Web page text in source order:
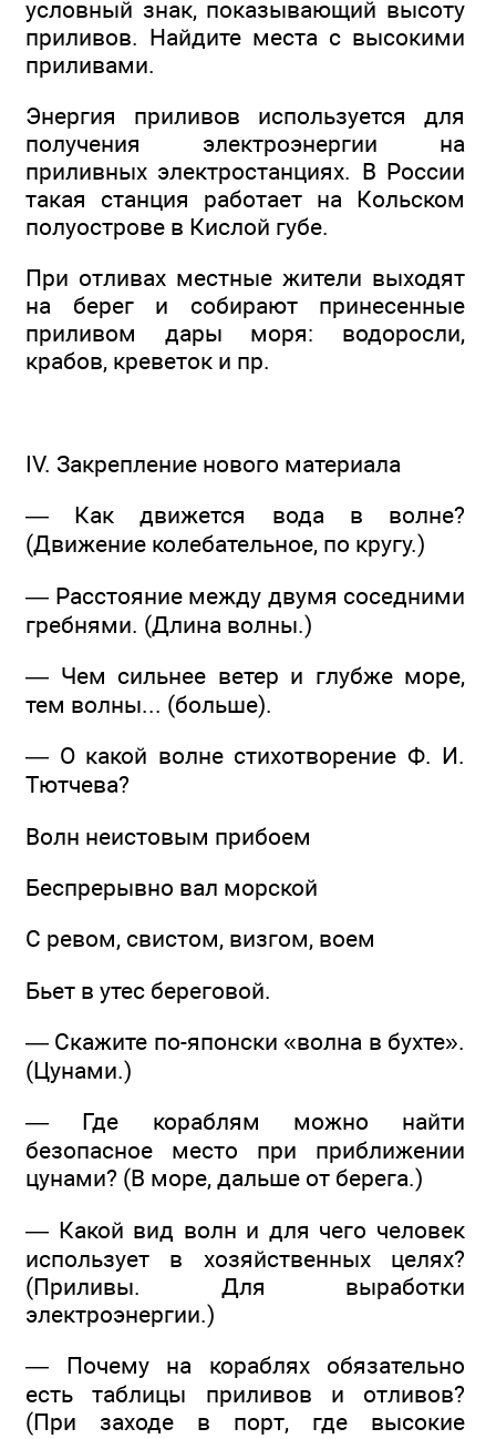
условный знак, показывающий высоту
приливов. Найдите места с высокими
приливами.
Энергия приливов используется для
получения электроэнергии на
приливных электростанциях. В России
такая станция работает на Кольском
полуострове в Кислой губе.
При отливах местные жители выходят
на берег и собирают принесенные
приливом дары моря: водоросли,
крабов, креветок и пр.
IV. Закрепление нового материала
— Как движется вода в волне?
(Движение колебательное, по кругу.)
— Расстояние между двумя соседними
гребнями. (Длина волны.)
— Чем сильнее ветер и глубже море,
тем волны... (больше).
— О какой волне стихотворение Ф. И.
Тютчева?
Волн неистовым прибоем
Беспрерывно вал морской
С ревом, свистом, визгом, воем
Бьет в утес береговой.
— Скажите по-японски «волна в бухте».
(Цунами.)
— Где кораблям можно найти
безопасное место при приближении
цунами? (В море, дальше от берега.)
— Какой вид волн и для чего человек
использует в хозяйственных целях?
(Приливы. Для выработки
электроэнергии.)
— Почему на кораблях обязательно
есть таблицы приливов и отливов?
(При заходе в порт, где высокие